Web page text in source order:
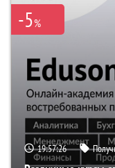
-5%
19:57:26